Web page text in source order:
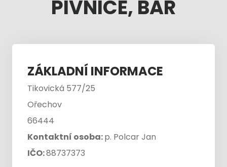
PIVNICE, BAR
ZÁKLADNÍ INFORMACE
Tikovická 577/25
Ořechov
66444
Kontaktní osoba:p. Polcar Jan
IČO:88737373